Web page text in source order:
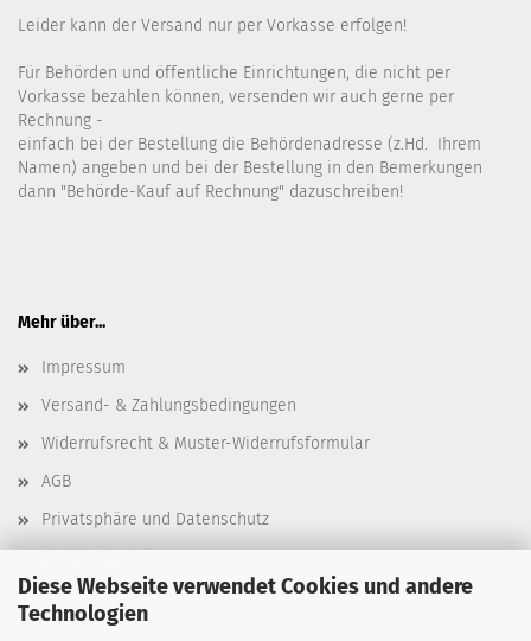
Diese Webseite verwendet Cookies und andere
Technologien
Leider kann der Versand nur per Vorkasse erfolgen!
Für Behörden und öffentliche Einrichtungen, die nicht per
Vorkasse bezahlen können, versenden wir auch gerne per
Rechnung -
einfach bei der Bestellung die Behördenadresse (z.Hd. Ihrem
Namen) angeben und bei der Bestellung in den Bemerkungen
dann "Behörde-Kauf auf Rechnung" dazuschreiben!
Mehr über...
Impressum
Versand- & Zahlungsbedingungen
Widerrufsrecht & Muster-Widerrufsformular
AGB
Privatsphäre und Datenschutz